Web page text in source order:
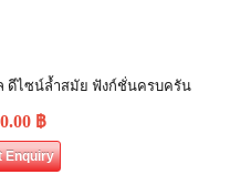
ดีไซน์ล้ำสมัย ฟังก์ชั่นครบครัน
฿
Enquiry